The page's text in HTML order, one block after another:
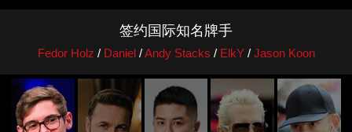
签约国际知名牌手
Fedor Holz / Daniel/Andy Stacks / ElkY/ Jason Koon